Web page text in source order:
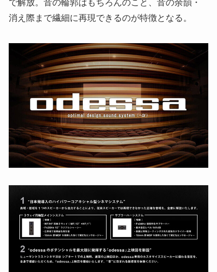
で解放。音の輪郭はもちろんのこと、音の余韻・
消え際まで繊細に再現できるのが特徴となる。